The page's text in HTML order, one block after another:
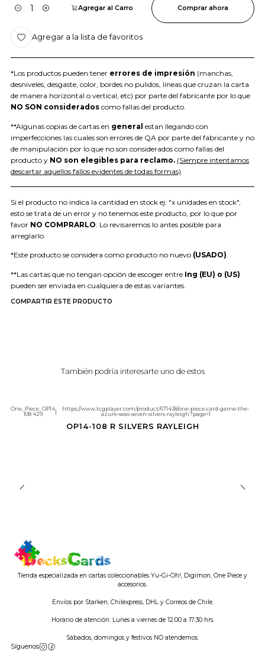
Cantidad
Agregar al Carro Comprar ahora
Agregar a la lista de favoritos
*Los productos pueden tener errores de impresión (manchas,
desniveles, desgaste, color, bordes no pulidos, líneas que cruzan la carta
de manera horizontal o vertical, etc) por parte del fabricante por lo que
NO SON considerados como fallas del producto.
**Algunas copias de cartas en general estan llegando con
imperfecciones las cuales son errores de QA por parte del fabricante y no
de manipulación por lo que no son considerados como fallas del
producto y NO son elegibles para reclamo. (Siempre intentamos
descartar aquellos fallos evidentes de todas formas)
Si el producto no indica la cantidad en stock ej: "x unidades en stock",
esto se trata de un error y no tenemos este producto, por lo que por
favor NO COMPRARLO . Lo revisaremos lo antes posible para
arreglarlo.
*Este producto se considera como producto no nuevo (USADO).
**Las cartas que no tengan opción de escoger entre Ing (EU) o (US)
pueden ser enviada en cualquiera de estas variantes.
COMPARTIR ESTE PRODUCTO
También podría interesarte uno de estos
Agotado
One_Piece_OP14
108 429
|
https://www.tcgplayer.com/product/671438/one-piece-card-game-the-
azure-seas-seven-silvers-rayleigh?page=1
OP14-108 R SILVERS RAYLEIGH
Tienda especializada en cartas coleccionables Yu-Gi-Oh!, Digimon, One Piece y
accesorios.
Envíos por Starken, Chilexpress, DHL y Correos de Chile.
Horario de atención: Lunes a viernes de 12:00 a 17:30 hrs.
Sábados, domingos y festivos NO atendemos.
Síguenos